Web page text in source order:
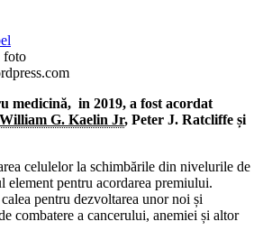
foto
medicină, in 2019, a fost acordat
William G. Kaelin Jr, Peter J. Ratcliffe și
celulelor la schimbările din nivelurile de
element pentru acordarea premiului.
pentru dezvoltarea unor noi și
combatere a cancerului, anemiei și altor